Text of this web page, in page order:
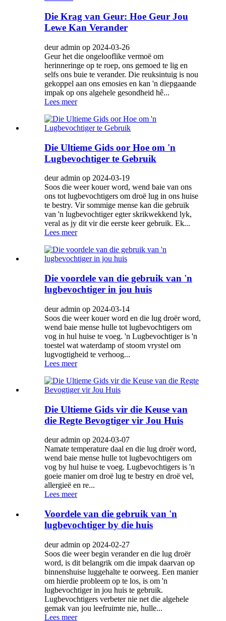
Die Krag van Geur: Hoe Geur Jou
Lewe Kan Verander
deur admin op 2024-03-26
Geur het die ongelooflike vermoë om
herinneringe op te roep, ons gemoed te lig en
selfs ons buie te verander. Die reuksintuig is nou
gekoppel aan ons emosies en kan 'n diepgaande
impak op ons algehele gesondheid hê...
Lees meer
Die Ultieme Gids oor Hoe om 'n
Lugbevochtiger te Gebruik
deur admin op 2024-03-19
Soos die weer kouer word, wend baie van ons
ons tot lugbevochtigers om droë lug in ons huise
te bestry. Vir sommige mense kan die gebruik
van 'n lugbevochtiger egter skrikwekkend lyk,
veral as jy dit vir die eerste keer gebruik. Ek...
Lees meer
Die voordele van die gebruik van 'n
lugbevochtiger in jou huis
deur admin op 2024-03-14
Soos die weer kouer word en die lug droër word,
wend baie mense hulle tot lugbevochtigers om
vog in hul huise te voeg. 'n Lugbevochtiger is 'n
toestel wat waterdamp of stoom vrystel om
lugvogtigheid te verhoog...
Lees meer
Die Ultieme Gids vir die Keuse van
die Regte Bevogtiger vir Jou Huis
deur admin op 2024-03-07
Namate temperature daal en die lug droër word,
wend baie mense hulle tot lugbevochtigers om
vog by hul huise te voeg. Lugbevochtigers is 'n
goeie manier om droë lug te bestry en droë vel,
allergieë en re...
Lees meer
Voordele van die gebruik van 'n
lugbevochtiger by die huis
deur admin op 2024-02-27
Soos die weer begin verander en die lug droër
word, is dit belangrik om die impak daarvan op
binnenshuise luggehalte te oorweeg. Een manier
om hierdie probleem op te los, is om 'n
lugbevochtiger in jou huis te gebruik.
Lugbevochtigers verbeter nie net die algehele
gemak van jou leefruimte nie, hulle...
Lees meer